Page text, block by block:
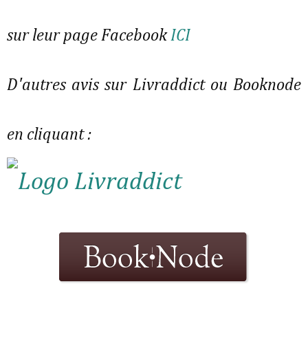
sur leur page FacebookICI
D'autres avis sur Livraddict ou Booknode
en cliquant :